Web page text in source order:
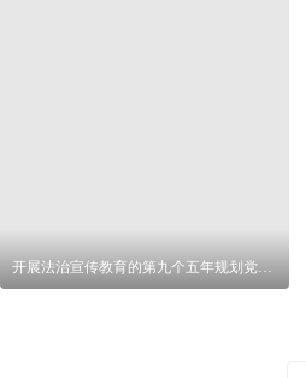
开展法治宣传教育的第九个五年规划党建展板